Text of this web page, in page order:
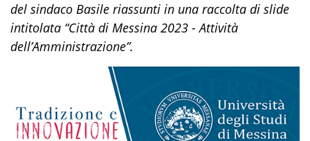
del sindaco Basile riassunti in una raccolta di slide
intitolata “Città di Messina 2023 - Attività
dell’Amministrazione”.